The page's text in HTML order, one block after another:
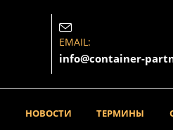
EMAIL:
info@container-
НОВОСТИ ТЕРМИНЫ